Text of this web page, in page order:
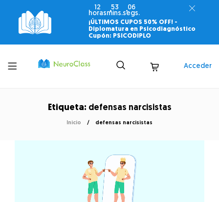
12
horas
53
mins.
06
segs.
¡ÚLTIMOS CUPOS 50% OFF! -
Diplomatura en Psicodiagnóstico
Cupón: PSICODIPLO
Toggle
menu
Acceder
Etiqueta: defensas narcisistas
Inicio defensas narcisistas